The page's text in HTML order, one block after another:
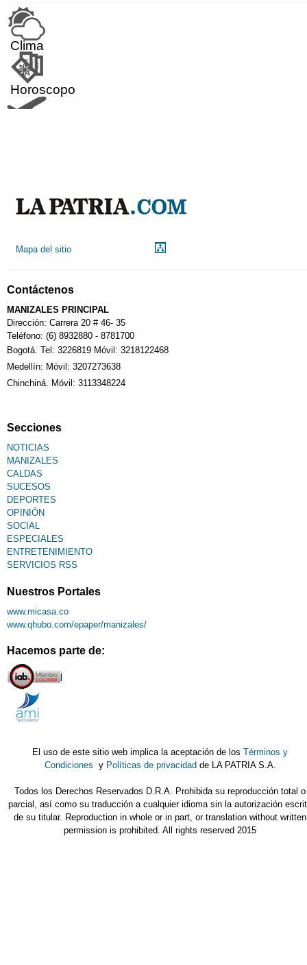
Clima
Horoscopo
Calendario Tributario
Sudoku
Mapa del sitio
Contáctenos
MANIZALES PRINCIPAL
Dirección: Carrera 20 # 46- 35
Teléfono: (6) 8932880 - 8781700
Bogotá. Tel: 3226819 Móvil: 3218122468
Medellín: Móvil: 3207273638
Chinchiná. Móvil: 3113348224
Secciones
NOTICIAS
MANIZALES
CALDAS
SUCESOS
DEPORTES
OPINIÓN
SOCIAL
ESPECIALES
ENTRETENIMIENTO
SERVICIOS RSS
Nuestros Portales
www.micasa.co
www.qhubo.com/epaper/manizales/
Hacemos parte de:
El uso de este sitio web implica la aceptación de losTérminos y
Condiciones y Políticas de privacidad de LA PATRIA S.A.
Todos los Derechos Reservados D.R.A. Prohibida su reproducción total o
parcial, así como su traducción a cualquier idioma sin la autorización
de su titular. Reproduction in whole or in part, or translation without written
permission is prohibited. All rights reserved 2015